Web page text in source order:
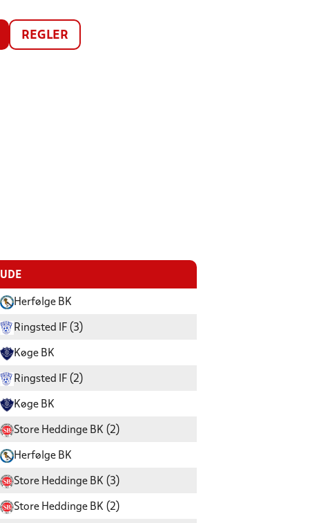
REGLER
UDE
Herfølge BK
Ringsted IF (3)
Køge BK
Ringsted IF (2)
Køge BK
Store Heddinge BK (2)
Herfølge BK
Store Heddinge BK (3)
Store Heddinge BK (2)